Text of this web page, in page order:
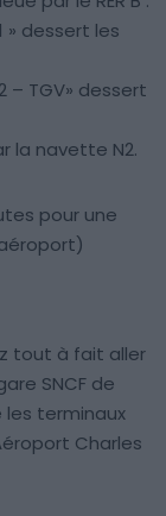
» dessert les
– TGV» dessert
la navette N2.
pour une
tout à fait aller
SNCF de
les terminaux
Charles